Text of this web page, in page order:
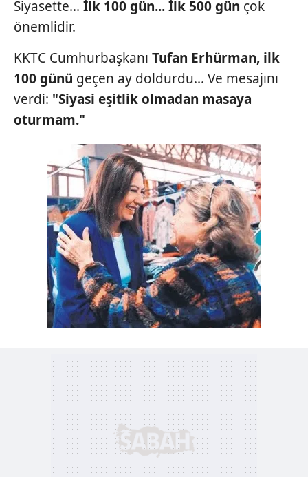
Siyasette... İlk 100gün... İlk 500 gün çok
önemlidir.
KKTC Cumhurbaşkanı Tufan Erhürman, ilk
100 günü geçen ay doldurdu... Ve mesajını
verdi: "Siyasi eşitlik olmadan masaya
oturmam."